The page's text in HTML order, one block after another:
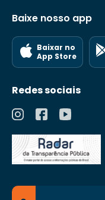
Baixe nosso app
Baixar no
App Store
Redes sociais